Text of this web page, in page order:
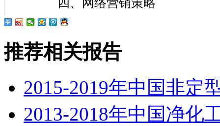
推荐相关报告
2015-2019年中国非定
2013-2018年中国净化